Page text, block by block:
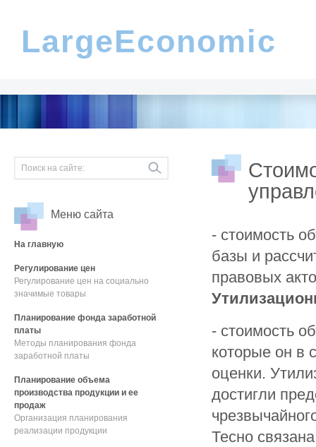
LargeEconomic
- стоимость
базы и
правовых
- стоимость
которые он в
оценки.
достигли
Тесно
Меню сайта
На главную
Регулирование цен
Регулирование цен на социально
значимые товары
Планирование фонда заработной
платы
Методы планирования фонда
заработной платы
Планирование объема
производства продукции и ее
продаж
Организация планирования
реализации продукции